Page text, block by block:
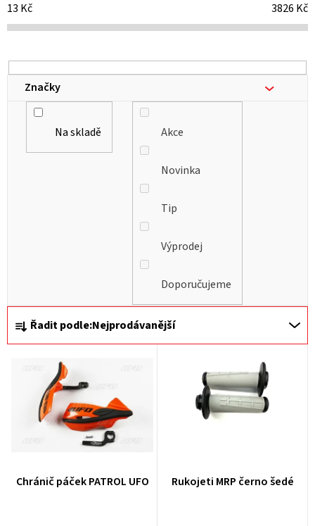
Ř
a
Řadit podle:Nejprodávanější
13 Kč 3826 Kč
Na skladě Akce
Novinka
Tip
Výprodej
Doporučujeme
Značky
p
r
o
d
Chránič páček PATROL UFO Rukojeti MRP černo šedé